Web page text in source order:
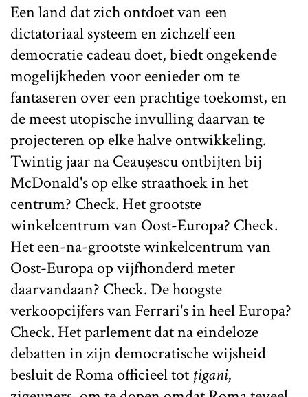
Een land dat zich ontdoet van een
dictatoriaal systeem en zichzelf een
democratie cadeau doet, biedt ongekende
mogelijkheden voor eenieder om te
fantaseren over een prachtige toekomst, en
de meest utopische invulling daarvan te
projecteren op elke halve ontwikkeling.
Twintig jaar na Ceaușescu ontbijten bij
McDonald's op elke straathoek in het
centrum? Check. Het grootste
winkelcentrum van Oost-Europa? Check.
Het een-na-grootste winkelcentrum van
Oost-Europa op vijfhonderd meter
daarvandaan? Check. De hoogste
verkoopcijfers van Ferrari's in heel Europa?
Check. Het parlement dat na eindeloze
debatten in zijn democratische wijsheid
besluit de Roma officieel tot țigani,